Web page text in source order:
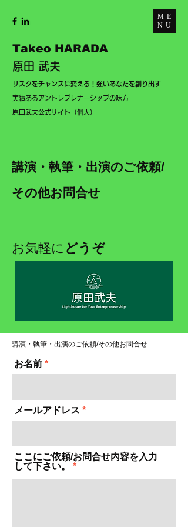
ME
NU
Takeo HARADA
原田 武夫
​リスクをチャンスに変える！強いあなたを創り出す
実績あるアントレプレナーシップの味方
​ ​原田武夫公式サイト（個人）
講演・執筆・出演のご依頼/
その他お問合せ
お気軽に どうぞ
​講演・執筆・出演のご依頼/その他お問合せ
お名前
メールアドレス
ここにご依頼/お問合せ内容を入力
して下さい。